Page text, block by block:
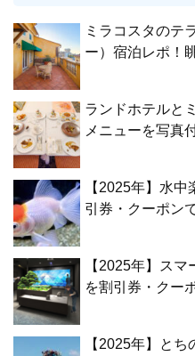
ミラコスタのテ
ー）宿泊レポ！
ランドホテルと
メニューを写真
【2025年】水
引券・クーポン
【2025年】ス
を割引券・クー
【2025年】と